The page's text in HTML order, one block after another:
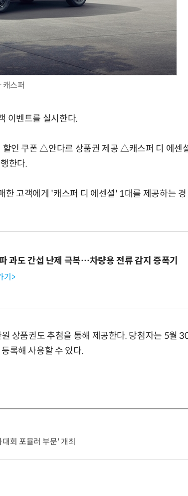
캐스퍼
이벤트를 실시한다.
인 쿠폰 △안다르 상품권 제공 △캐스퍼 디 에센
한다.
한 고객에게 '캐스퍼 디 에센셜' 1대를 제공하는 경
과도 간섭 난제 극복…차량용 전류 감지 증폭기
기>
상품권도 추첨을 통해 제공한다. 당첨자는 5월
록해 사용할 수 있다.
회 포뮬러 부문' 개최